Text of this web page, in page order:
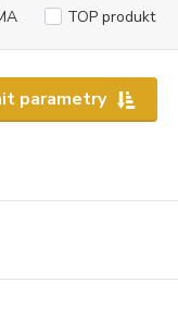
parametry
TOP produkt